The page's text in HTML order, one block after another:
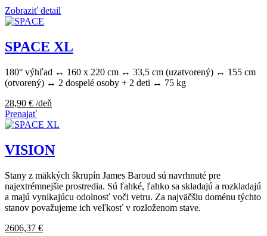
Zobraziť detail
SPACE XL
180° výhľad ↔ 160 x 220 cm ↔ 33,5 cm (uzatvorený) ↔ 155 cm
(otvorený) ↔ 2 dospelé osoby + 2 deti ↔ 75 kg
28,90 € /deň
Prenajať
VISION
Stany z mäkkých škrupín James Baroud sú navrhnuté pre
najextrémnejšie prostredia. Sú ľahké, ľahko sa skladajú a rozkladajú
a majú vynikajúcu odolnosť voči vetru. Za najväčšiu doménu týchto
stanov považujeme ich veľkosť v rozloženom stave.
2606,37 €